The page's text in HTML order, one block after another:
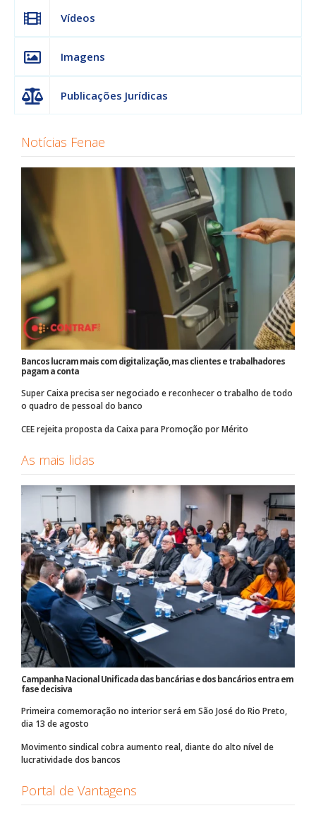
Vídeos
Imagens
Publicações Jurídicas
Notícias Fenae
Bancos lucram mais com digitalização, mas clientes e trabalhadores
pagam a conta
Super Caixa precisa ser negociado e reconhecer o trabalho de todo
o quadro de pessoal do banco
CEE rejeita proposta da Caixa para Promoção por Mérito
As mais lidas
Campanha Nacional Unificada das bancárias e dos bancários entra em
fase decisiva
Primeira comemoração no interior será em São José do Rio Preto,
dia 13 de agosto
Movimento sindical cobra aumento real, diante do alto nível de
lucratividade dos bancos
Portal de Vantagens